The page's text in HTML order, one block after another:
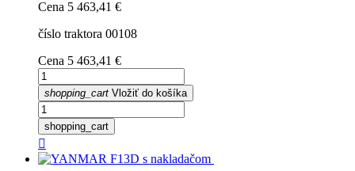
Cena 5 463,41 €
číslo traktora 00108
Cena 5 463,41 €
shopping_cart Vložiť do košíka
shopping_cart
